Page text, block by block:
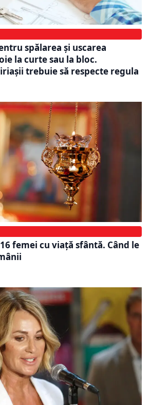
spălarea și uscarea
la curte sau la bloc.
trebuie să respecte regula
femei cu viață sfântă. Când le